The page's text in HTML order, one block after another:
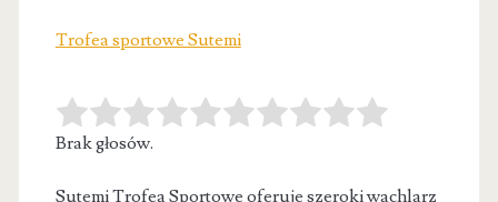
Trofea sportowe Sutemi
Brak głosów.
Sutemi Trofea Sportowe oferuje szeroki wachlarz